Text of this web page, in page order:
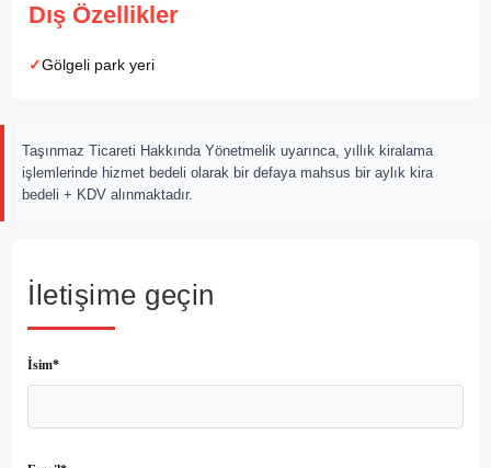
Dış Özellikler
Gölgeli park yeri
Taşınmaz Ticareti Hakkında Yönetmelik uyarınca, yıllık kiralama
işlemlerinde hizmet bedeli olarak bir defaya mahsus bir aylık kira
bedeli + KDV alınmaktadır.
İletişime geçin
İsim*